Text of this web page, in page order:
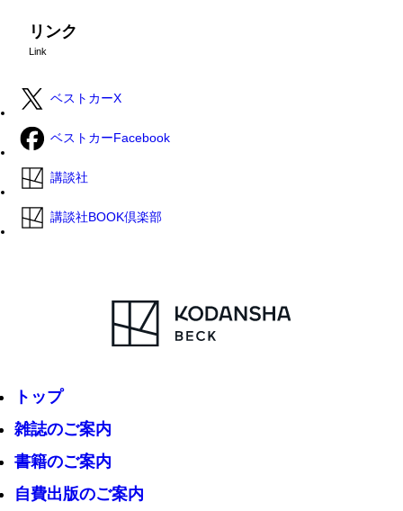
リンク
Link
ベストカーX
ベストカーFacebook
講談社
講談社BOOK倶楽部
トップ
雑誌のご案内
書籍のご案内
自費出版のご案内